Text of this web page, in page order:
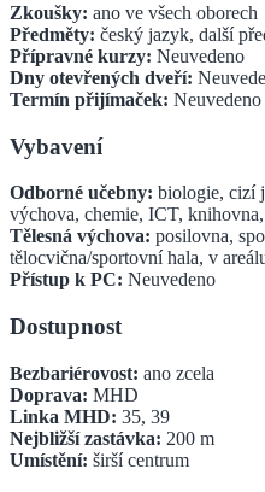
Zkoušky: ano ve všech oborech
Předměty: český jazyk, další
Přípravné kurzy: Neuvedeno
Dny otevřených dveří:
Termín přijímaček: Neuvedeno
Vybavení
Odborné učebny: biologie, cizí
výchova, chemie, ICT,
Tělesná výchova: posilovna,
tělocvična/sportovní hala, v
Přístup k PC: Neuvedeno
Dostupnost
Bezbariérovost: ano zcela
Doprava: MHD
Linka MHD: 35, 39
Nejbližší zastávka: 200 m
Umístění: širší centrum